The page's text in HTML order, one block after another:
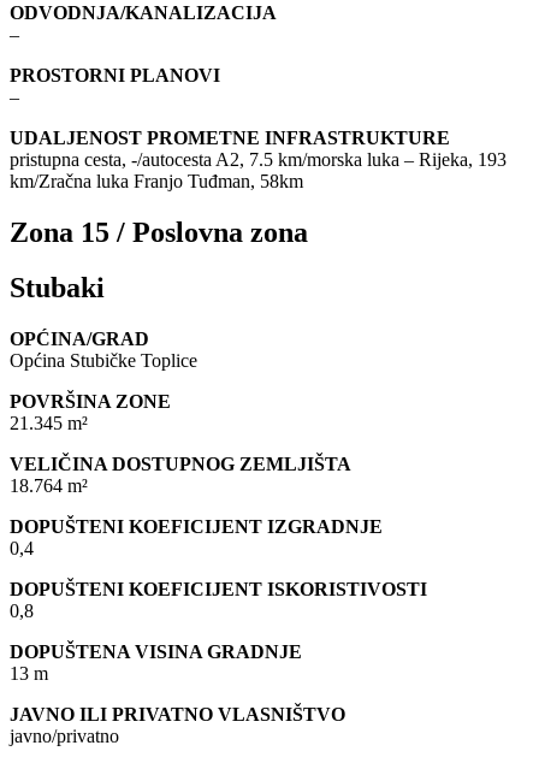
ODVODNJA/KANALIZACIJA
–
PROSTORNI PLANOVI
–
UDALJENOST PROMETNE INFRASTRUKTURE
pristupna cesta, -/autocesta A2, 7.5 km/morska luka – Rijeka, 193
km/Zračna luka Franjo Tuđman, 58km
Zona 15 / Poslovna zona
Stubaki
OPĆINA/GRAD
Općina Stubičke Toplice
POVRŠINA ZONE
21.345 m²
VELIČINA DOSTUPNOG ZEMLJIŠTA
18.764 m²
DOPUŠTENI KOEFICIJENT IZGRADNJE
0,4
DOPUŠTENI KOEFICIJENT ISKORISTIVOSTI
0,8
DOPUŠTENA VISINA GRADNJE
13 m
JAVNO ILI PRIVATNO VLASNIŠTVO
javno/privatno